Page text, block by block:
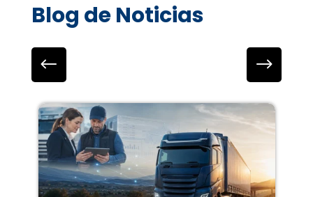
Blog de Noticias